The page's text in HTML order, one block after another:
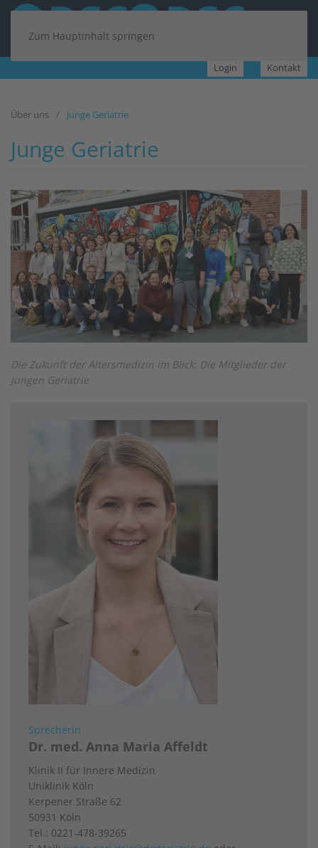
Zum Hauptinhalt springen
Login Kontakt
Über uns Junge Geriatrie
Junge Geriatrie
Die Zukunft der Altersmedizin im Blick: Die Mitglieder der
Jungen Geriatrie
Sprecherin
Dr. med. Anna Maria Affeldt
Klinik II für Innere Medizin
Uniklinik Köln
Kerpener Straße 62
50931 Köln
Tel.: 0221-478-39265